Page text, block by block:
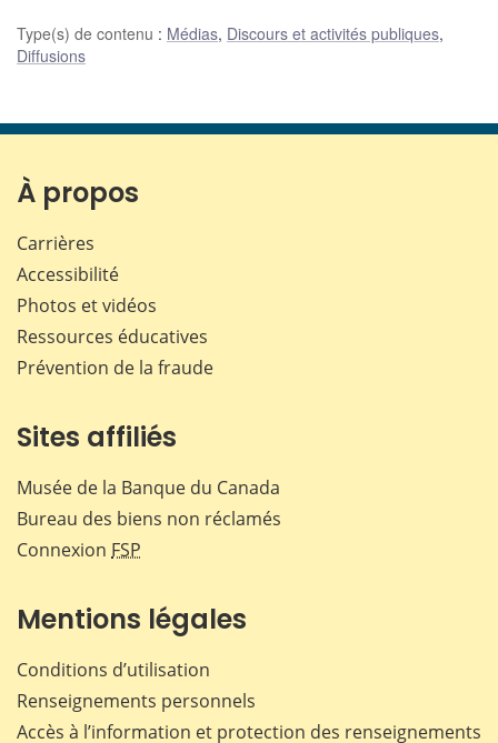
Type(s) de contenu : Médias, Discours et activités publiques,
Diffusions
À propos
Carrières
Accessibilité
Photos et vidéos
Ressources éducatives
Prévention de la fraude
Sites affiliés
Musée de la Banque du Canada
Bureau des biens non réclamés
Connexion FSP
Mentions légales
Conditions d’utilisation
Renseignements personnels
Accès à l’information et protection des renseignements